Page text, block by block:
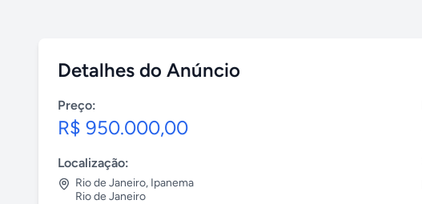
Detalhes do Anúncio
Preço:
R$ 950.000,00
Localização:
Rio de Janeiro, Ipanema
Rio de Janeiro